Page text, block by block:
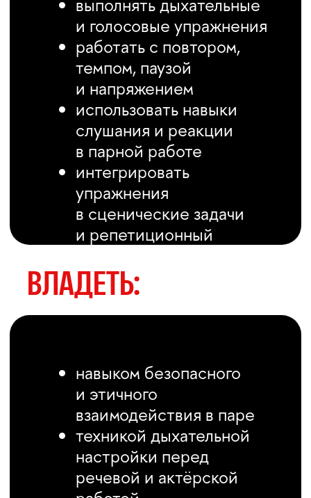
Оставьте заявку
на программу
«Актёрское мастерство
по технике Майзнера».
Менеджер свяжется
с вами, уточнит детали,
ответит на вопросы
по формату и поможет
А ДЕЙСТВИТЕЛЬНО
ПРИСУТСТВОВАТЬ
В СЦЕНЕ
КОНТАКТЫ
madavletshina@hse.ru
@Dpoinstituteofcinema
Email: